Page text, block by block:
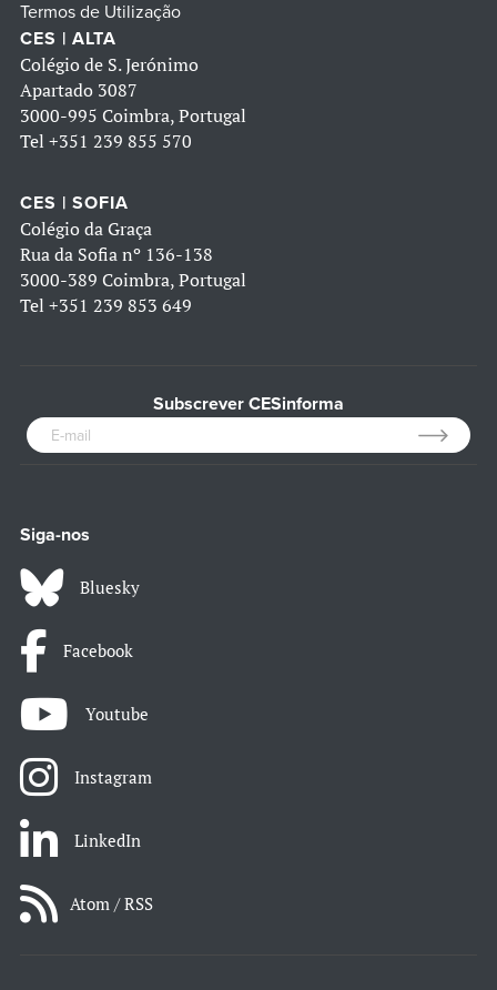
Termos de Utilização
CES | ALTA
Colégio de S. Jerónimo
Apartado 3087
3000-995 Coimbra, Portugal
Tel +351 239 855 570
CES | SOFIA
Colégio da Graça
Rua da Sofia nº 136-138
3000-389 Coimbra, Portugal
Tel +351 239 853 649
Subscrever CESinforma
Siga-nos
Bluesky
Facebook
Youtube
Instagram
LinkedIn
Atom / RSS